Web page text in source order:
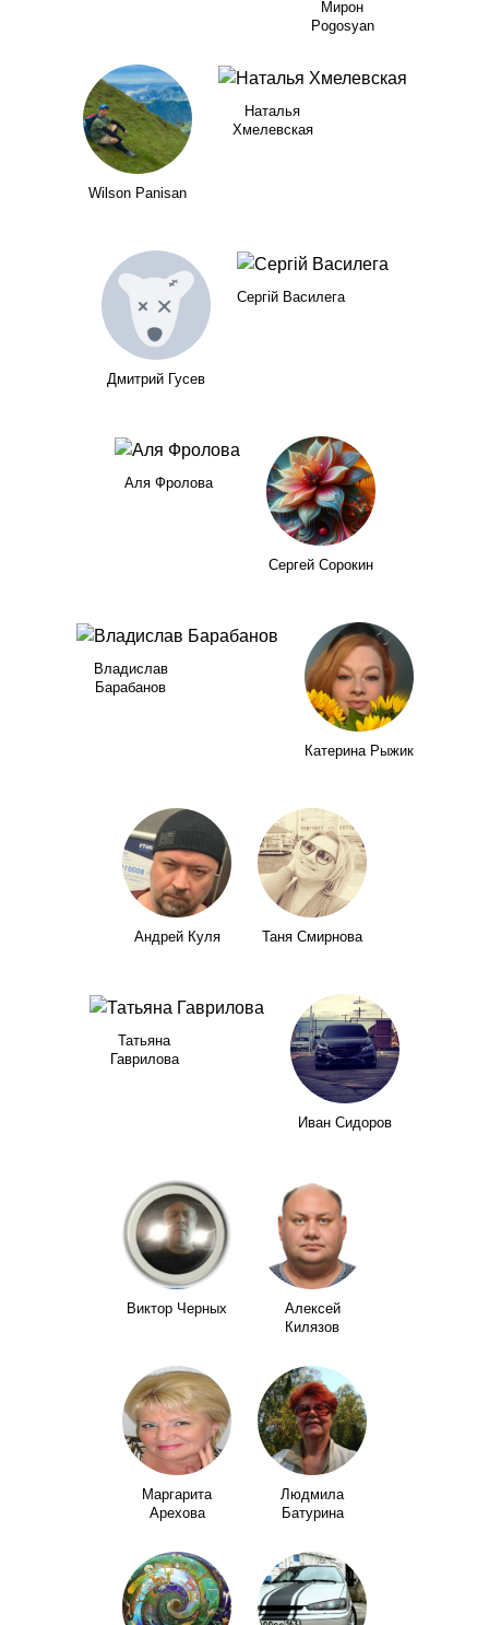
Мирон
Pogosyan
Wilson Panisan
Наталья
Хмелевская
Дмитрий Гусев
Сергій Василега
Аля Фролова
Сергей Сорокин
Владислав
Барабанов
Катерина Рыжик
Андрей Куля Таня Смирнова
Татьяна
Гаврилова
Иван Сидоров
Виктор Черных
Алексей
Килязов
Маргарита
Арехова
Людмила
Батурина